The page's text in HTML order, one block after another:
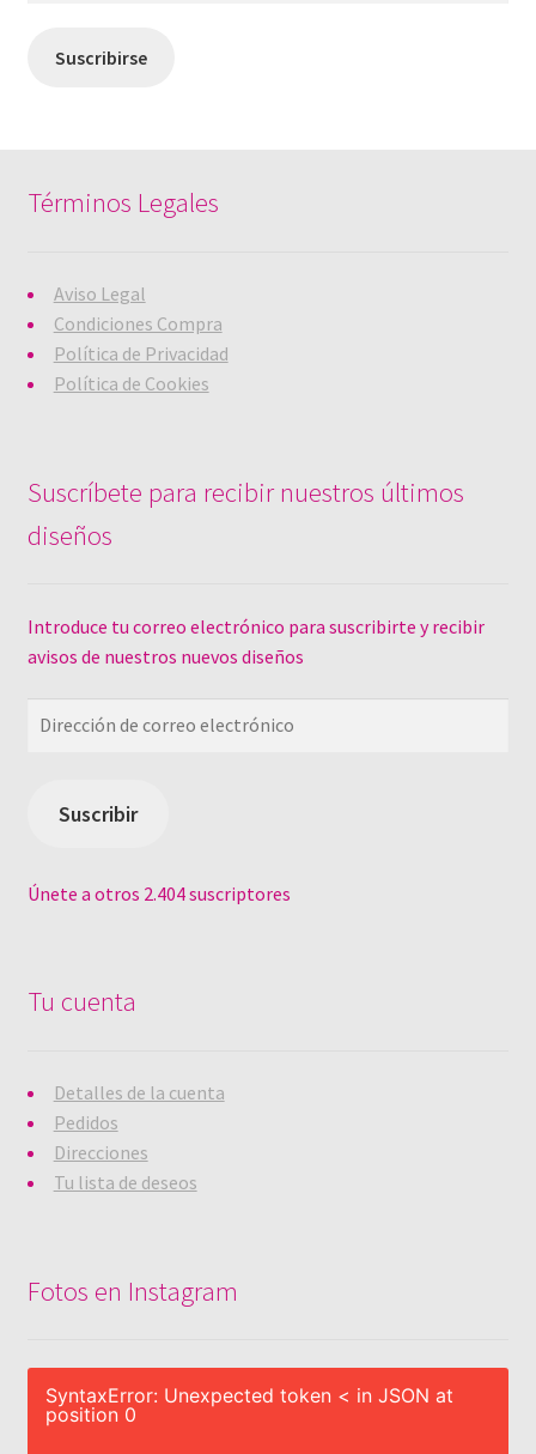
Suscribirse
Términos Legales
Aviso Legal
Condiciones Compra
Política de Privacidad
Política de Cookies
Suscríbete para recibir nuestros últimos
diseños
Introduce tu correo electrónico para suscribirte y recibir
avisos de nuestros nuevos diseños
Dirección
electrónico
Suscribir
Únete a otros 2.404 suscriptores
Tu cuenta
Detalles de la cuenta
Pedidos
Direcciones
Tu lista de deseos
Fotos en Instagram
SyntaxError: Unexpected token < in JSON at
position 0